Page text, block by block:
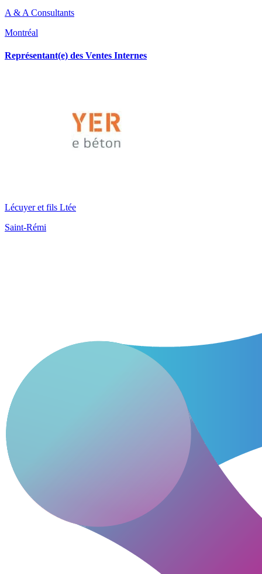
A & A Consultants
Montréal
Représentant(e) des Ventes Internes
Lécuyer et fils Ltée
Saint-Rémi